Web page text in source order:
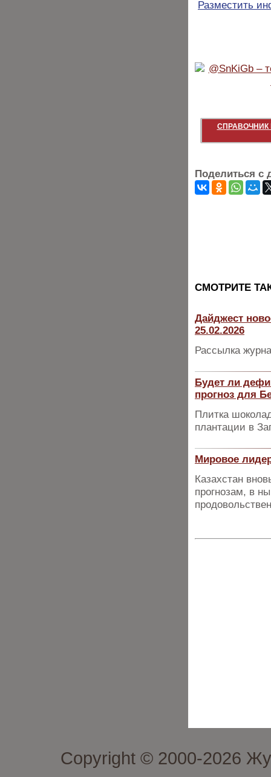
Разместить
СПРАВОЧНИК
Поделиться с
CМОТРИТЕ
Дайджест
25.02.2026
Рассылка
Будет ли
прогноз для
Плитка
плантации в
Мировое
Казахстан
прогнозам, в
Copyright © 2000-2026